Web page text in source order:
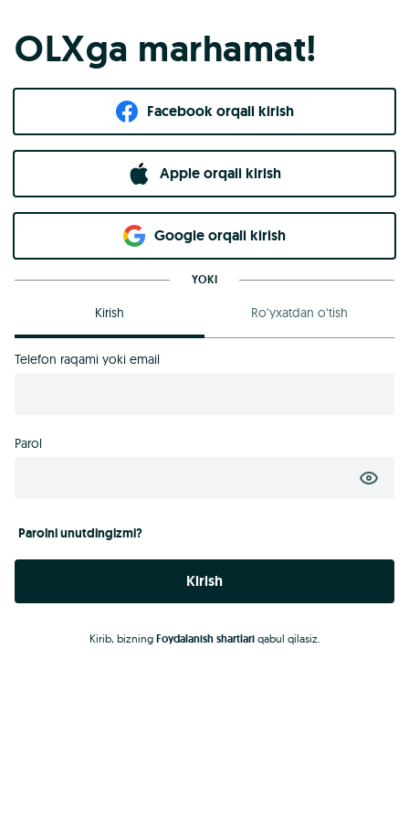
OLXga marhamat!
Facebook orqali kirish​
Apple orqali kirish
Goo​g​le orqali kirish
YOKI
Kirish Ro‘yxatdan o‘tish
Telefon raqami yoki email
Parol
Parolni unutdingizmi?
Kirish
Kirib, bizning Foydalanish shartlariqabul qilasiz.